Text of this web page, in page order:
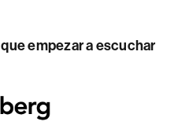
empezar a escuchar